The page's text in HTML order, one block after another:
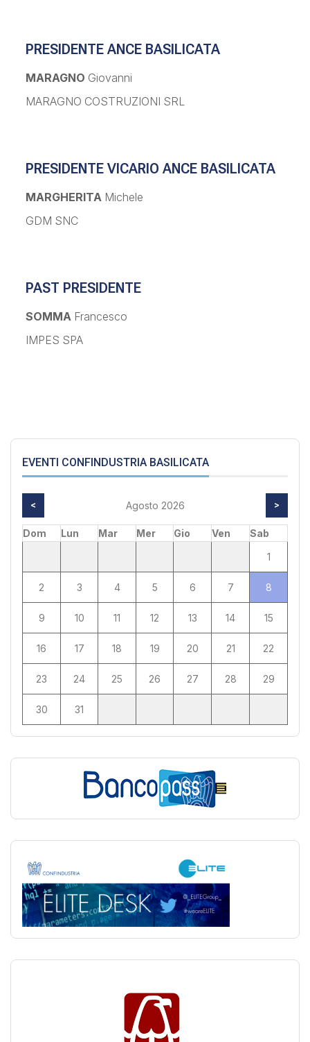
PRESIDENTE ANCE BASILICATA
MARAGNO Giovanni
MARAGNO COSTRUZIONI SRL
PRESIDENTE VICARIO ANCE BASILICATA
MARGHERITA Michele
GDM SNC
PAST PRESIDENTE
SOMMA Francesco
IMPES SPA
EVENTI CONFINDUSTRIA BASILICATA
< Agosto 2026 >
Dom Lun Mar Mer Gio Ven
Sab
1
2 3 4 5 6 7 8
9 10 11 12 13 14 15
16 17 18 19 20 21 22
23 24 25 26 27 28 29
30 31